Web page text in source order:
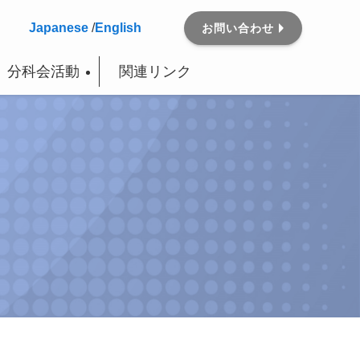
分科会活動 関連リンク
Japanese /English お問い合わせ